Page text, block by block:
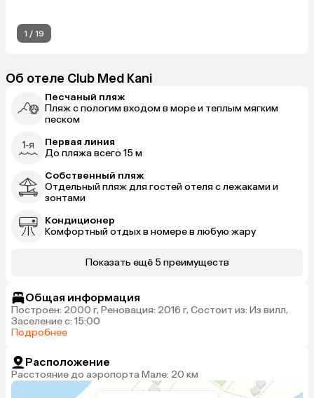
1 / 19
Об отеле Club Med Kani
Песчаный пляж
Пляж с пологим входом в море и теплым мягким
песком
Первая линия
До пляжа всего 15 м
Собственный пляж
Отдельный пляж для гостей отеля с лежаками и
зонтами
Кондиционер
Комфортный отдых в номере в любую жару
Показать ещё 5 преимуществ
Общая информация
Построен: 2000 г, Реновация: 2016 г, Состоит из: Из вилл,
Заселение с: 15:00
Подробнее
Расположение
Расстояние до аэропорта Мале: 20 км